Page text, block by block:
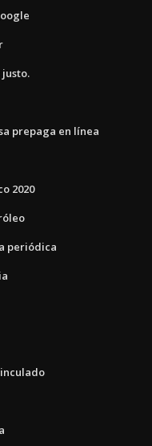
prepaga en línea
2020
periódica